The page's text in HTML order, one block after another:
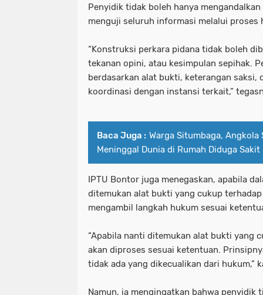
Penyidik tidak boleh hanya
menguji seluruh informasi melalui proses
“Konstruksi perkara pidana tidak boleh
tekanan opini, atau kesimpulan sepihak.
berdasarkan alat bukti, keterangan saksi,
koordinasi dengan instansi terkait,”
Baca Juga : Warga Situmbaga, Angkola
Meninggal Dunia di Rumah Diduga Sakit
IPTU Bontor juga menegaskan, apabila
ditemukan alat bukti yang cukup
mengambil langkah hukum sesuai
“Apabila nanti ditemukan alat bukti yang
akan diproses sesuai ketentuan.
tidak ada yang dikecualikan dari hukum,”
Namun, ia mengingatkan bahwa penyidik